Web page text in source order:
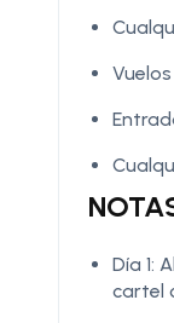
Día 1:
cartel